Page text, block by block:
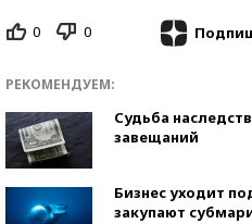
0 0
РЕКОМЕНДУЕМ:
Судьба
завещаний
Бизнес уходит
закупают